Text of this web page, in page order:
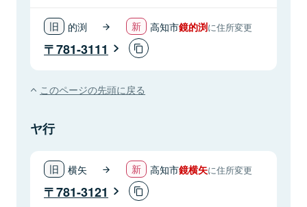
的渕 高知市鏡的渕に住所変更
781-3111
このページの先頭に戻る
ヤ行
横矢 高知市鏡横矢に住所変更
781-3121